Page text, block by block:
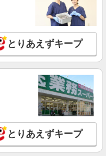
験等による ★希望収
いただければ希望条件
ます。 ★時間外手当別途
い向上手当を含みます。
6月改定（地域により異
は更に＋50円
丁目15-16
詳細を見る
NEW
験等による ★希望収
とりあえずキープ
とりあえずキープ